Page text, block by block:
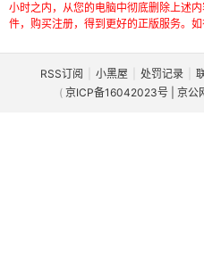
小时之内，从您的电脑中彻底删除上述
件，购买注册，得到更好的正版服务。如
RSS订阅 小黑屋 处罚记录
( 京ICP备16042023号 | 京